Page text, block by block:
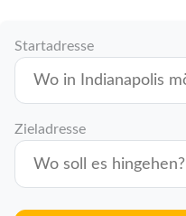
Startadresse
Zieladresse